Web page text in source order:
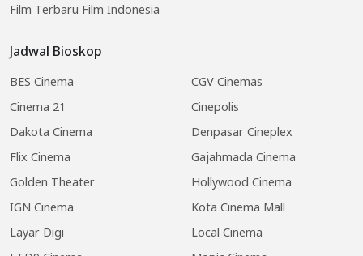
Film Terbaru Film Indonesia
Jadwal Bioskop
BES Cinema
CGV Cinemas
Cinema 21
Cinepolis
Dakota Cinema
Denpasar Cineplex
Flix Cinema
Gajahmada Cinema
Golden Theater
Hollywood Cinema
IGN Cinema
Kota Cinema Mall
Layar Digi
Local Cinema